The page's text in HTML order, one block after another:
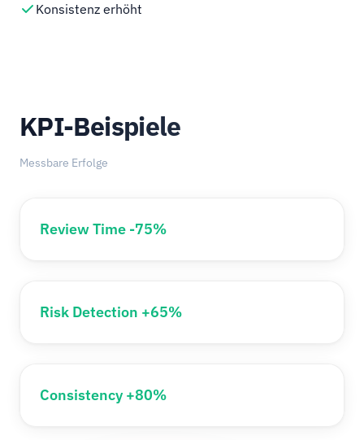
Konsistenz erhöht
KPI-Beispiele
Messbare Erfolge
Review Time -75%
Risk Detection +65%
Consistency +80%